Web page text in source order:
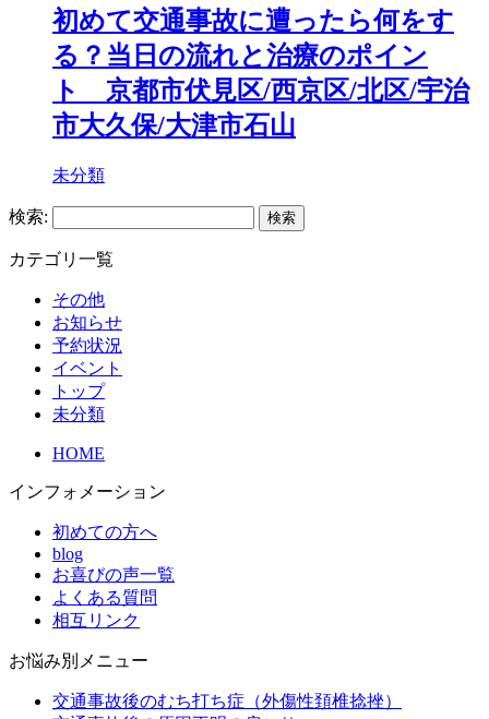
初めて交通事故に遭ったら何をす
る？当日の流れと治療のポイン
ト 京都市伏見区/西京区/北区/宇治
市大久保/大津市石山
未分類
検索:
カテゴリ一覧
その他
お知らせ
予約状況
イベント
トップ
未分類
HOME
インフォメーション
初めての方へ
blog
お喜びの声一覧
よくある質問
相互リンク
お悩み別メニュー
交通事故後のむち打ち症（外傷性頚椎捻挫）